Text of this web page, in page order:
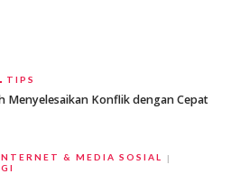
TIPS
Menyelesaikan Konflik dengan Cepat
& MEDIA SOSIAL